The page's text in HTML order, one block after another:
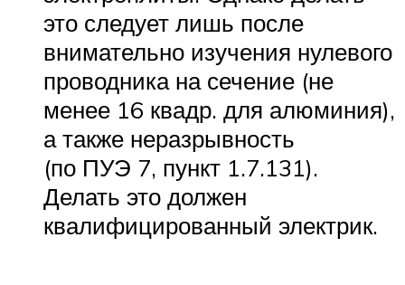
это следует лишь после
внимательно изучения нулевого
проводника на сечение (не
менее 16 квадр. для алюминия),
а также неразрывность
(по ПУЭ 7, пункт 1.7.131).
Делать это должен
квалифицированный электрик.